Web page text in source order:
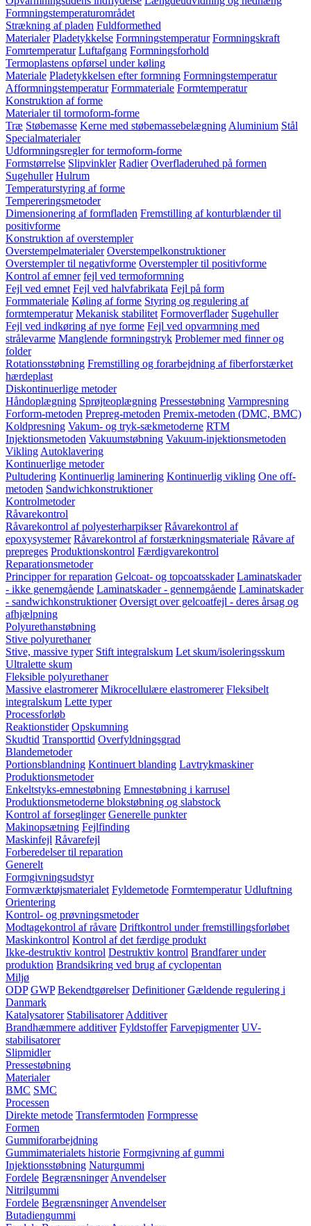
Formningstemperaturområdet
Strækning af pladen Fuldformethed
Materialer Pladetykkelse Formningstemperatur Formningskraft
Fomrtemperatur Luftafgang Formningsforhold
Termoplastens opførsel under køling
Materiale Pladetykkelsen efter formning Formningstemperatur
Afformningstemperatur Formmateriale Formtemperatur
Konstruktion af forme
Materialer til tormoform-forme
Træ Støbemasse Kerne med støbemassebelægning Aluminium Stål
Specialmaterialer
Udformningsregler for termoform-forme
Formstørrelse Slipvinkler Radier Overfladeruhed på formen
Sugehuller Hulrum
Temperaturstyring af forme
Tempereringsmetoder
Dimensionering af formfladen Fremstilling af konturblænder til
positivforme
Konstruktion af overstempler
Overstempelmaterialer Overstempelkonstruktioner
Overstempler til negativforme Overstempler til positivforme
Kontrol af emner fejl ved termoformning
Fejl ved emnet Fejl ved halvfabrikata Fejl på form
Formmateriale Køling af forme Styring og regulering af
formtemperatur Mekanisk stabilitet Formoverflader Sugehuller
Fejl ved indkøring af nye forme Fejl ved opvarmning med
strålevarme Manglende formningstryk Problemer med finner og
folder
Rotationsstøbning Fremstilling og forarbejdning af fiberforstærket
hærdeplast
Diskontinuerlige metoder
Håndoplægning Sprøjteoplægning Pressestøbning Varmpresning
Forform-metoden Prepreg-metoden Premix-metoden (DMC, BMC)
Koldpresning Vakum- og tryk-sækmetoderne RTM
Injektionsmetoden Vakuumstøbning Vakuum-injektionsmetoden
Vikling Autoklavering
Kontinuerlige metoder
Pultudering Kontinuerlig laminering Kontinuerlig vikling One off-
metoden Sandwichkonstruktioner
Kontrolmetoder
Råvarekontrol
Råvarekontrol af polyesterharpikser Råvarekontrol af
epoxysystemer Råvarekontrol af forstærkningsmateriale Råvare af
prepreges Produktionskontrol Færdigvarekontrol
Reparationsmetoder
Principper for reparation Gelcoat- og topcoatsskader Laminatskader
- ikke genemgående Laminatskader - gennemgående Laminatskader
- sandwichkonstruktioner Oversigt over gelcoatfejl - deres årsag og
afhjælpning
Polyurethanstøbning
Stive polyurethaner
Stive, massive typer Stift integralskum Let skum/isoleringsskum
Ultralette skum
Fleksible polyurethaner
Massive elastromerer Mikrocellulære elastromerer Fleksibelt
integralskum Lette typer
Processforløb
Reaktionstider Opskumning
Skudtid Transporttid Overfyldningsgrad
Blandemetoder
Portionsblandning Kontinuert blanding Lavtrykmaskiner
Produktionsmetoder
Enkeltstyks-emnestøbning Emnestøbning i karrusel
Produktionsmetoderne blokstøbning og slabstock
Kontrol af forseglinger Generelle punkter
Makinopsætning Fejlfinding
Maskinfejl Råvarefejl
Forberedelser til reparation
Generelt
Formgivningsudstyr
Formværktøjsmaterialet Fyldemetode Formtemperatur Udluftning
Orientering
Kontrol- og prøvningsmetoder
Modtagekontrol af råvare Driftkontrol under fremstillingsforløbet
Maskinkontrol Kontrol af det færdige produkt
Ikke-destruktiv kontrol Destruktiv kontrol Brandfarer under
produktion Brandsikring ved brug af cyclopentan
Miljø
ODP GWP Bekendtgørelser Definitioner Gældende regulering i
Danmark
Katalysatorer Stabilisatorer Additiver
Brandhæmmere additiver Fyldstoffer Farvepigmenter UV-
stabilisatorer
Slipmidler
Pressestøbning
Materialer
BMC SMC
Processen
Direkte metode Transfermtoden Formpresse
Formen
Gummiforarbejdning
Gummimaterialets historie Formgivning af gummi
Injektionsstøbning Naturgummi
Fordele Begrænsninger Anvendelser
Nitrilgummi
Fordele Begrænsninger Anvendelser
Butadiengummi